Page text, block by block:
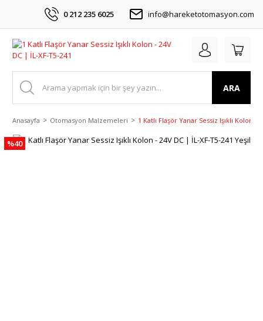
0 212 235 6025 info@hareketotomasyon.com
ARA
Anasayfa Otomasyon Malzemeleri 1 Katlı Flaşör Yanar Sessiz Işıklı Kolon -
%40